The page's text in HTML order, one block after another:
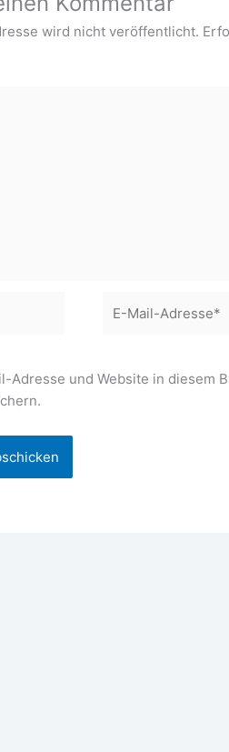
wird nicht veröffentlicht.
Mail-
Adresse und Website in diesem